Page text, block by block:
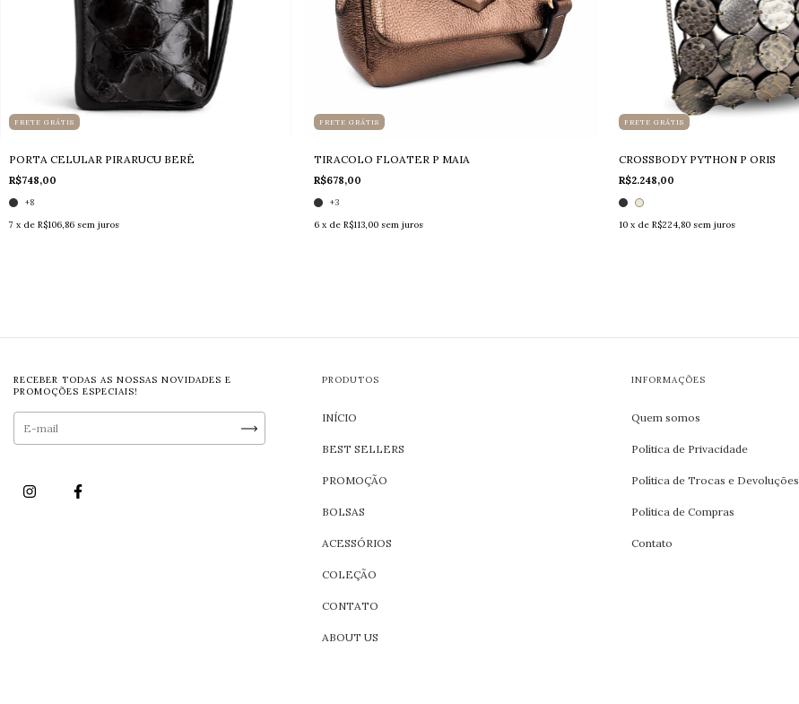
FRETE GRÁTIS
PORTA CELULAR PIRARUCU BERÊ
R$748,00
+8
7 x de R$106,86 sem juros
FRETE GRÁTIS
TIRACOLO FLOATER P MAIA
R$678,00
+3
6 x de R$113,00 sem juros
FRETE GRÁTIS
CROSSBODY PYTHON P ORIS
R$2.248,00
10 x de R$224,80 sem juros
RECEBER TODAS AS NOSSAS NOVIDADES E
PROMOÇÕES ESPECIAIS!
PRODUTOS
INÍCIO
BEST SELLERS
PROMOÇÃO
BOLSAS
ACESSÓRIOS
COLEÇÃO
CONTATO
ABOUT US
INFORMAÇÕES
Quem somos
Política de Privacidade
Política de Trocas e Devoluções
Política de Compras
Contato